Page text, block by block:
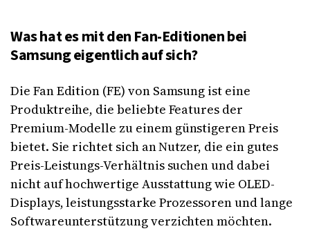
Was hat es mit den Fan-Editionen bei
Samsung eigentlich auf sich?
Die Fan Edition (FE) von Samsung ist eine
Produktreihe, die beliebte Features der
Premium-Modelle zu einem günstigeren Preis
bietet. Sie richtet sich an Nutzer, die ein gutes
Preis-Leistungs-Verhältnis suchen und dabei
nicht auf hochwertige Ausstattung wie OLED-
Displays, leistungsstarke Prozessoren und lange
Softwareunterstützung verzichten möchten.